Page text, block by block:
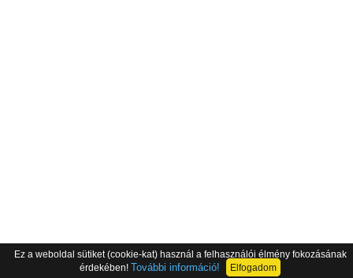
Ez a weboldal sütiket (cookie-kat) használ a felhasználói élmény fokozásának
érdekében! További információ! Elfogadom